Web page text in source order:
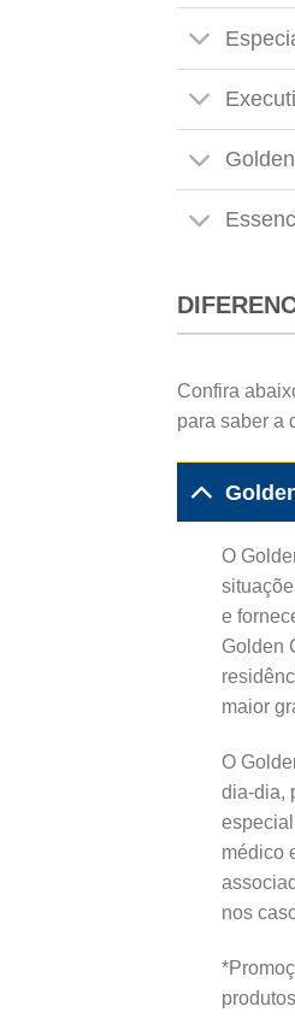
Confira
para saber a
O
e
Golden
maior
O
dia-dia,
médico
nos